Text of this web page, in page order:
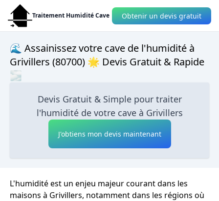
Traitement Humidité Cave Obtenir un devis gratuit
🌊 Assainissez votre cave de l'humidité à
Grivillers (80700) 🌟 Devis Gratuit & Rapide
🌫
Devis Gratuit & Simple pour traiter
l'humidité de votre cave à Grivillers
J'obtiens mon devis maintenant
L'humidité est un enjeu majeur courant dans les
maisons à Grivillers, notamment dans les régions où